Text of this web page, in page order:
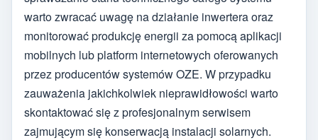
warto zwracać uwagę na działanie inwertera oraz
monitorować produkcję energii za pomocą aplikacji
mobilnych lub platform internetowych oferowanych
przez producentów systemów OZE. W przypadku
zauważenia jakichkolwiek nieprawidłowości warto
skontaktować się z profesjonalnym serwisem
zajmującym się konserwacją instalacji solarnych.